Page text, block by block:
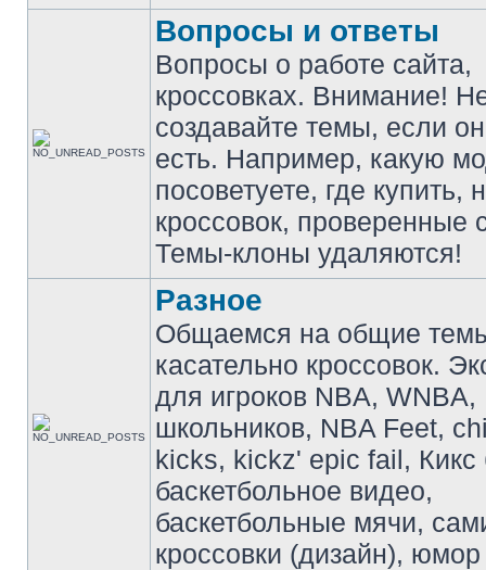
Вопросы и ответы
Вопросы о работе сайта,
кроссовках. Внимание!
создавайте темы, если
есть. Например, какую
посоветуете, где купить,
кроссовок, проверенные
Темы-клоны удаляются!
Разное
Общаемся на общие
касательно кроссовок.
для игроков NBA, WNBA,
школьников, NBA Feet,
kicks, kickz' epic fail, Кикс
баскетбольное видео,
баскетбольные мячи,
кроссовки (дизайн),